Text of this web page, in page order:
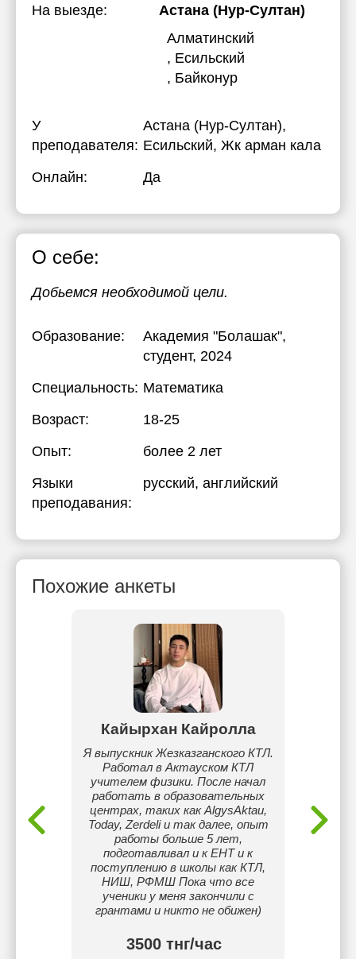
На выезде:
Астана (Нур-Султан)
Алматинский
, Есильский
, Байконур
У
преподавателя:
Астана (Нур-Султан),
Есильский, Жк арман кала
Онлайн:
Да
О себе:
Добьемся необходимой цели.
Образование: Академия "Болашак",
студент, 2024
Специальность: Математика
Возраст:
18-25
Опыт:
более 2 лет
Языки
преподавания:
русский, английский
Похожие анкеты
Кайырхан Кайролла
Я выпускник Жезказганского КТЛ.
Работал в Актауском КТЛ
учителем физики. После начал
работать в образовательных
центрах, таких как AlgysAktau,
Today, Zerdeli и так далее, опыт
работы больше 5 лет,
подготавливал и к ЕНТ и к
поступлению в школы как КТЛ,
НИШ, РФМШ Пока что все
ученики у меня закончили с
грантами и никто не обижен)
3500 тнг/час